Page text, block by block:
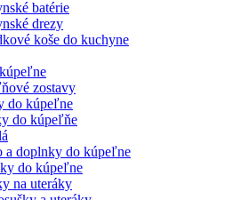
batérie
drezy
koše do kuchyne
zostavy
do kúpeľne
do kúpeľňe
a doplnky do kúpeľne
do kúpeľne
na uteráky